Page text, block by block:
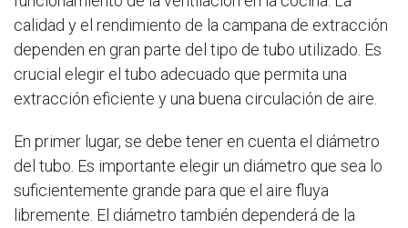
calidad y el rendimiento de la campana de extracción
dependen en gran parte del tipo de tubo utilizado. Es
crucial elegir el tubo adecuado que permita una
extracción eficiente y una buena circulación de aire.
En primer lugar, se debe tener en cuenta el diámetro
del tubo. Es importante elegir un diámetro que sea lo
suficientemente grande para que el aire fluya
libremente. El diámetro también dependerá de la